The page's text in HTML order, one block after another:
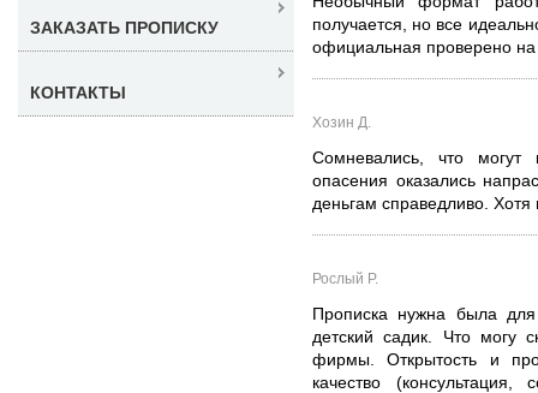
получается, но все
официальная проверено на
Хозин Д.
Сомневались, что
опасения оказались
деньгам справедливо.
Рослый Р.
Прописка нужна была
детский садик. Что могу
фирмы. Открытость и
качество
ЗАКАЗАТЬ ПРОПИСКУ
КОНТАКТЫ